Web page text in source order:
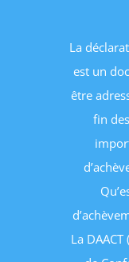
La
est un
être
fin
La